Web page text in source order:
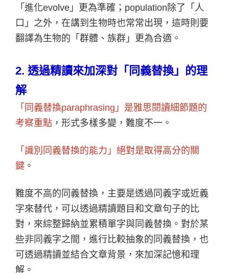
「進化evolve」更為準確；population除了「人
口」之外，在講到生物時也常常出現，這時則要
翻譯為生物的「群體、族群」更為合適。
2. 透過精讀來加深對「同義替換」的理
解
「同義替換paraphrasing」是雅思閱讀細節題的
考察重點 ，形式多樣多變，難度不一。
「識別同義替換的能力」絕對是取得高分的關
鍵 。
難度不高的同義替換，主要是透過同義字或近義
字來替代，可以透過精讀題目和文章句子的比
對，來綜整歸納並累積單字與同義替換。 對於某
些非同義字之間，進行比較抽象的同義替換，也
可透過精讀並結合文章背景，來加深記憶和理
解。